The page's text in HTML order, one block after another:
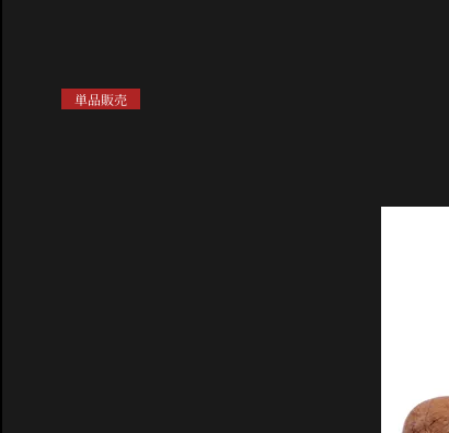
単品販売